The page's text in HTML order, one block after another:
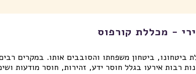
- מכללת קורפוס
ביטחונו, ביטחון משפחתו והסובבים אותו. במקרים
רבות אירעו בגלל חוסר ידע, זהירות, חוסר מודעות